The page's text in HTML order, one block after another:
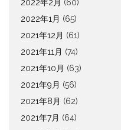
2022年2月 (60)
2022年1月 (65)
2021年12月 (61)
2021年11月 (74)
2021年10月 (63)
2021年9月 (56)
2021年8月 (62)
2021年7月 (64)